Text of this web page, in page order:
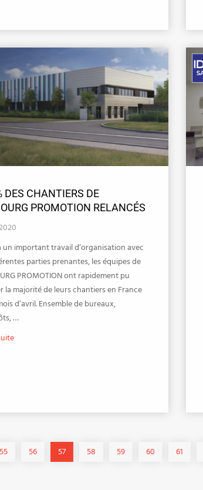
DES CHANTIERS DE
PROMOTION RELANCÉS
un important travail d’organisation avec
parties prenantes, les équipes de
PROMOTION ont rapidement pu
la majorité de leurs chantiers en France
d’avril. Ensemble de bureaux,
…
55 56 57 58 59 60 61